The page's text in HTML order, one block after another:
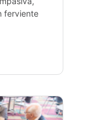
ferviente